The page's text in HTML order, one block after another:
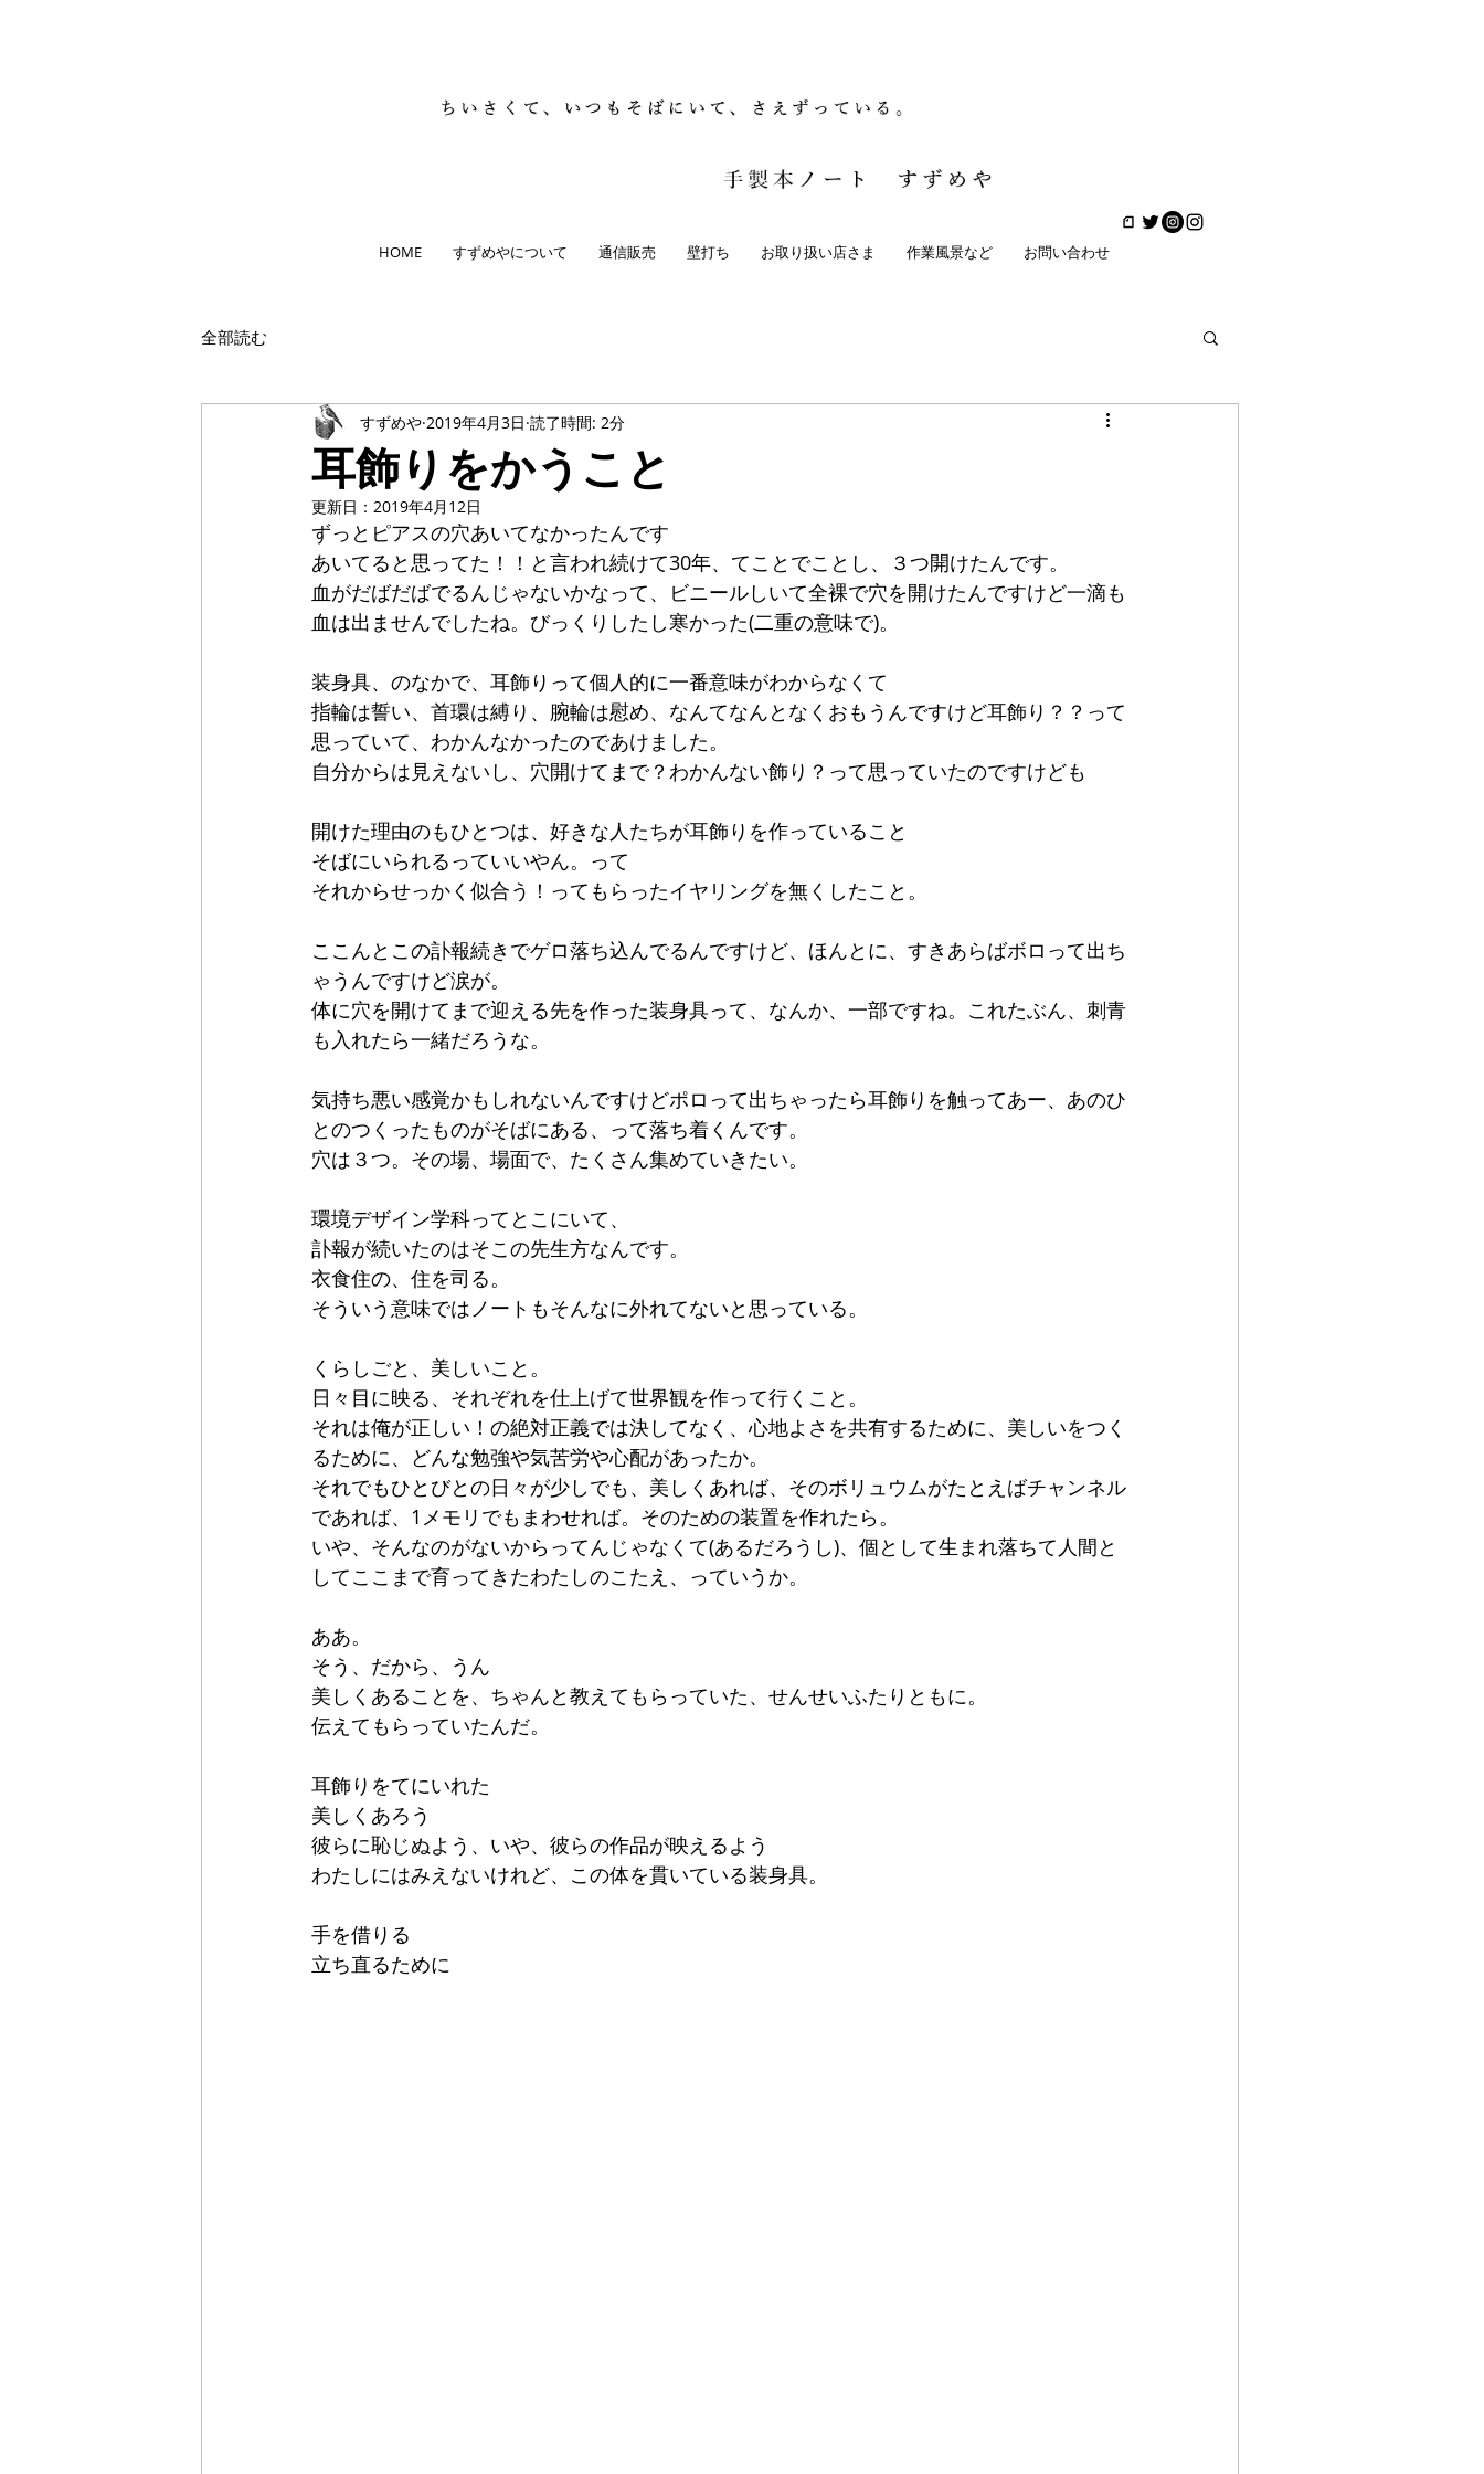
HOME すずめやについて 通信販売 壁打ち お取り扱い店さま 作業風景など お問い合わせ
全部読む
耳飾りをかうこと
すずめや 2019年4月3日 読了時間: 2分
更新日： 2019年4月12日
ずっとピアスの穴あいてなかったんです
あいてると思ってた！！と言われ続けて30年、てことでことし、３つ開けたんです。
血がだばだばでるんじゃないかなって、ビニールしいて全裸で穴を開けたんですけど一滴も
血は出ませんでしたね。びっくりしたし寒かった(二重の意味で)。
装身具、のなかで、耳飾りって個人的に一番意味がわからなくて
指輪は誓い、首環は縛り、腕輪は慰め、なんてなんとなくおもうんですけど耳飾り？？って
思っていて、わかんなかったのであけました。
自分からは見えないし、穴開けてまで？わかんない飾り？って思っていたのですけども
開けた理由のもひとつは、好きな人たちが耳飾りを作っていること
そばにいられるっていいやん。って
それからせっかく似合う！ってもらったイヤリングを無くしたこと。
ここんとこの訃報続きでゲロ落ち込んでるんですけど、ほんとに、すきあらばボロって出ち
ゃうんですけど涙が。
体に穴を開けてまで迎える先を作った装身具って、なんか、一部ですね。これたぶん、刺青
も入れたら一緒だろうな。
気持ち悪い感覚かもしれないんですけどポロって出ちゃったら耳飾りを触ってあー、あのひ
とのつくったものがそばにある、って落ち着くんです。
穴は３つ。その場、場面で、たくさん集めていきたい。
環境デザイン学科ってとこにいて、
訃報が続いたのはそこの先生方なんです。
衣食住の、住を司る。
そういう意味ではノートもそんなに外れてないと思っている。
くらしごと、美しいこと。
日々目に映る、それぞれを仕上げて世界観を作って行くこと。
それは俺が正しい！の絶対正義では決してなく、心地よさを共有するために、美しいをつく
るために、どんな勉強や気苦労や心配があったか。
それでもひとびとの日々が少しでも、美しくあれば、そのボリュウムがたとえばチャンネル
であれば、1メモリでもまわせれば。そのための装置を作れたら。
いや、そんなのがないからってんじゃなくて(あるだろうし)、個として生まれ落ちて人間と
してここまで育ってきたわたしのこたえ、っていうか。
ああ。
そう、だから、うん
美しくあることを、ちゃんと教えてもらっていた、せんせいふたりともに。
伝えてもらっていたんだ。
耳飾りをてにいれた
美しくあろう
彼らに恥じぬよう、いや、彼らの作品が映えるよう
わたしにはみえないけれど、この体を貫いている装身具。
手を借りる
立ち直るために